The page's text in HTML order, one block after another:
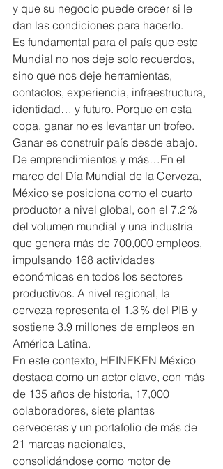
y que su negocio puede crecer si le
dan las condiciones para hacerlo.
Es fundamental para el país que este
Mundial no nos deje solo recuerdos,
sino que nos deje herramientas,
contactos, experiencia, infraestructura,
identidad… y futuro. Porque en esta
copa, ganar no es levantar un trofeo.
Ganar es construir país desde abajo.
De emprendimientos y más…En el
marco del Día Mundial de la Cerveza,
México se posiciona como el cuarto
productor a nivel global, con el 7.2 %
del volumen mundial y una industria
que genera más de 700,000 empleos,
impulsando 168 actividades
económicas en todos los sectores
productivos. A nivel regional, la
cerveza representa el 1.3 % del PIB y
sostiene 3.9 millones de empleos en
América Latina.
En este contexto, HEINEKEN México
destaca como un actor clave, con más
de 135 años de historia, 17,000
colaboradores, siete plantas
cerveceras y un portafolio de más de
21 marcas nacionales,
consolidándose como motor de